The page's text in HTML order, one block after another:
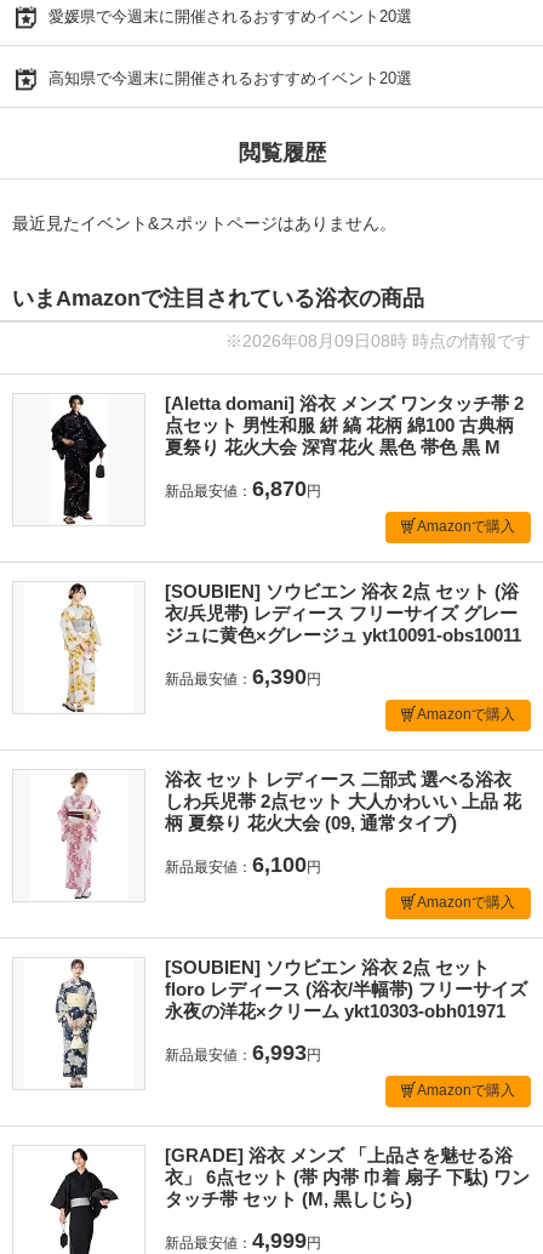
愛媛県で今週末に開催されるおすすめイベント20選
高知県で今週末に開催されるおすすめイベント20選
閲覧履歴
最近見たイベント&スポットページはありません。
いまAmazonで注目されている浴衣の商品
※2026年08月09日08時 時点の情報です
[Aletta domani] 浴衣 メンズ ワンタッチ帯 2
点セット 男性和服 絣 縞 花柄 綿100 古典柄
夏祭り 花火大会 深宵花火 黒色 帯色 黒 M
新品最安値： 6,870円
Amazonで購入
[SOUBIEN] ソウビエン 浴衣 2点 セット (浴
衣/兵児帯) レディース フリーサイズ グレー
ジュに黄色×グレージュ ykt10091-obs10011
新品最安値： 6,390円
Amazonで購入
浴衣 セット レディース 二部式 選べる浴衣
しわ兵児帯 2点セット 大人かわいい 上品 花
柄 夏祭り 花火大会 (09, 通常タイプ)
新品最安値： 6,100円
Amazonで購入
[SOUBIEN] ソウビエン 浴衣 2点 セット
floro レディース (浴衣/半幅帯) フリーサイズ
永夜の洋花×クリーム ykt10303-obh01971
新品最安値： 6,993円
Amazonで購入
[GRADE] 浴衣 メンズ 「上品さを魅せる浴
衣」 6点セット (帯 内帯 巾着 扇子 下駄) ワン
タッチ帯 セット (M, 黒しじら)
新品最安値： 4,999円